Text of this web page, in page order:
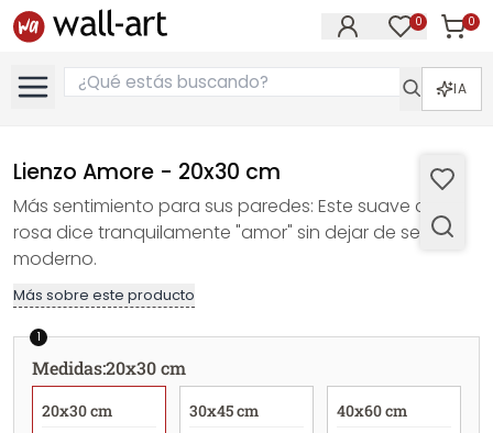
0 0
IA
Lienzo Amore - 20x30 cm
Más sentimiento para sus paredes: Este suave color
rosa dice tranquilamente "amor" sin dejar de ser
moderno.
Más sobre este producto
1
Medidas:20x30 cm
20x30 cm 30x45 cm 40x60 cm